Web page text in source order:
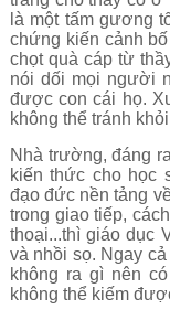
là một tấm gương
chứng kiến cảnh
chọt quà cáp từ
nói dối mọi người
được con cái họ.
không thể tránh
Nhà trường, đáng
kiến thức cho học
đạo đức nền tảng
trong giao tiếp,
thoại...thì giáo dục
và nhồi sọ. Ngay
không ra gì nên
không thể kiếm